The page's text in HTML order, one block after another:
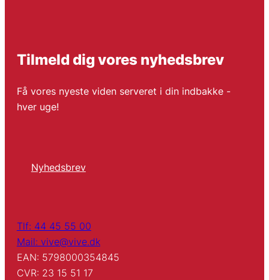
Tilmeld dig vores nyhedsbrev
Få vores nyeste viden serveret i din indbakke -
hver uge!
Nyhedsbrev
Tlf: 44 45 55 00
Mail: vive@vive.dk
EAN: 5798000354845
CVR: 23 15 51 17